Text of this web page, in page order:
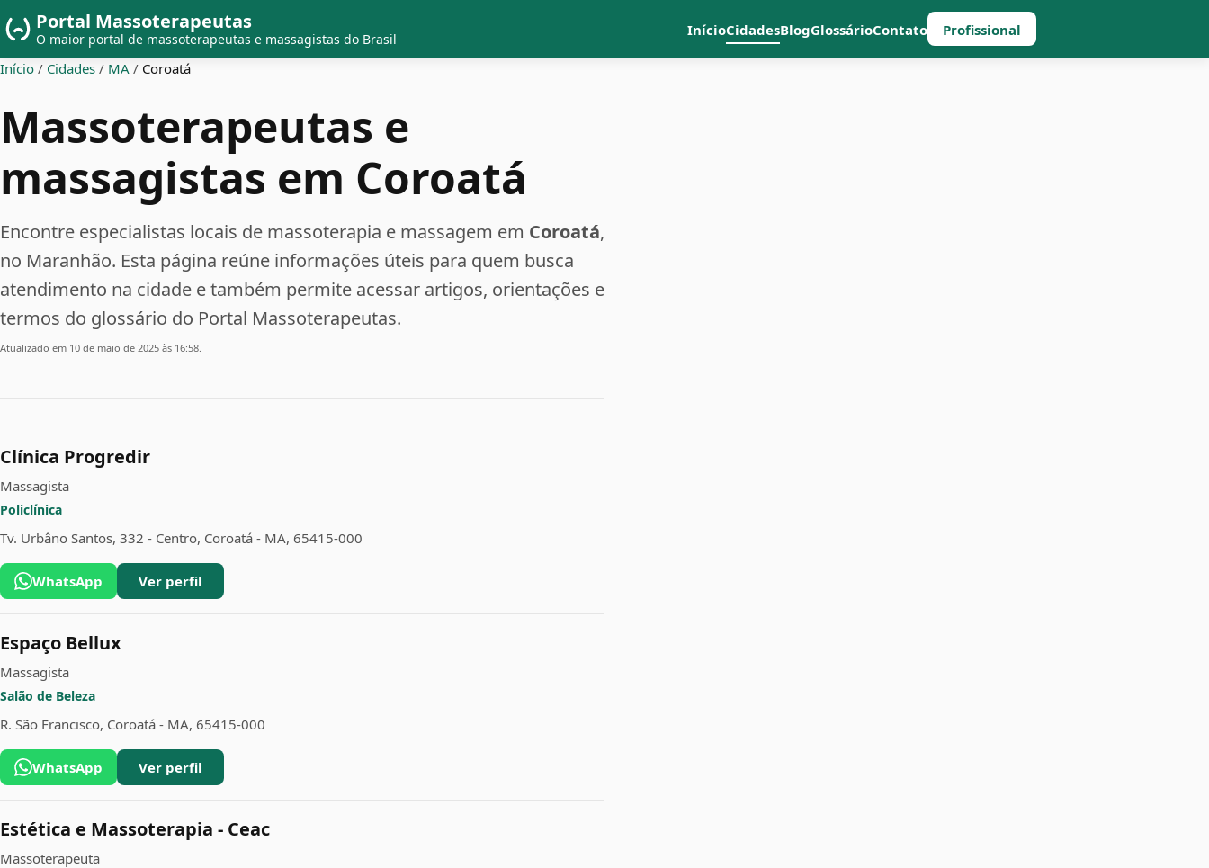
Portal Massoterapeutas
O maior portal de massoterapeutas e massagistas do Brasil
InícioCidadesBlogGlossárioContato Profissional
Início / Cidades / MA / Coroatá
Massoterapeutas e
massagistas em Coroatá
Encontre especialistas locais de massoterapia e massagem em Coroatá,
no Maranhão. Esta página reúne informações úteis para quem busca
atendimento na cidade e também permite acessar artigos, orientações e
termos do glossário do Portal Massoterapeutas.
Atualizado em 10 de maio de 2025 às 16:58.
Clínica Progredir
Massagista
Policlínica
Tv. Urbâno Santos, 332 - Centro, Coroatá - MA, 65415-000
WhatsApp Ver perfil
Espaço Bellux
Massagista
Salão de Beleza
R. São Francisco, Coroatá - MA, 65415-000
WhatsApp Ver perfil
Estética e Massoterapia - Ceac
Massoterapeuta